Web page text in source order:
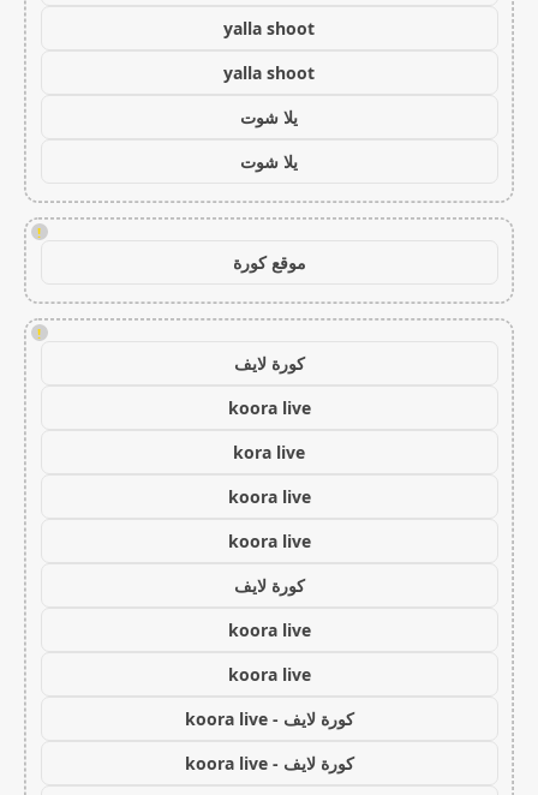
yalla shoot
yalla shoot
يلا شوت
يلا شوت
!
موقع كورة
!
كورة لايف
koora live
kora live
koora live
koora live
كورة لايف
koora live
koora live
كورة لايف - koora live
كورة لايف - koora live